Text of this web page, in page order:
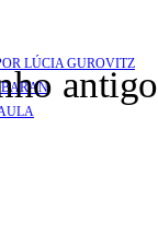
LÚCIA GUROVITZ
antigo